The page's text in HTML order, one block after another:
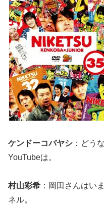
ケンドーコバヤシ ：どう
YouTubeは。
村山彩希 ：岡田さんはい
ネル。